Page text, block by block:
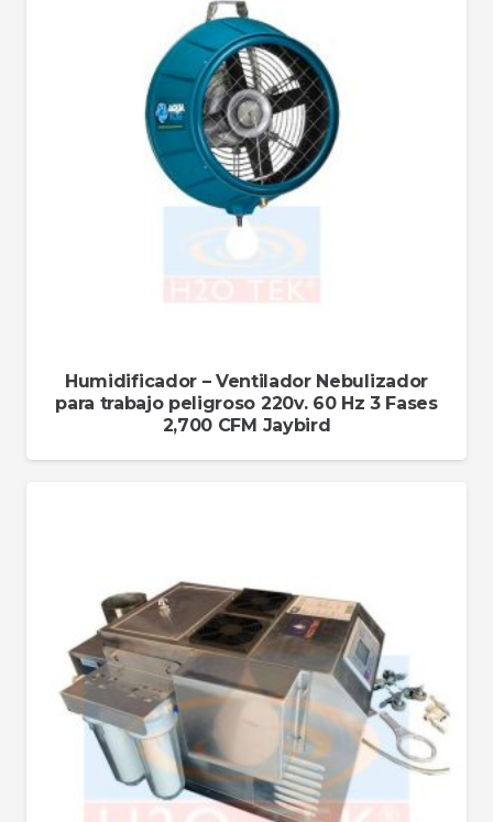
Humidificador – Ventilador Nebulizador
para trabajo peligroso 220v. 60 Hz 3 Fases
2,700 CFM Jaybird